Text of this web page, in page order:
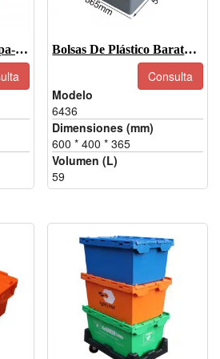
Contenedores Con Tapa-6843 Bolsas De Plástico Baratas Con Tapa-6436
Consulta
Modelo
6436
Dimensiones (mm)
600 * 400 * 365
Volumen (L)
59